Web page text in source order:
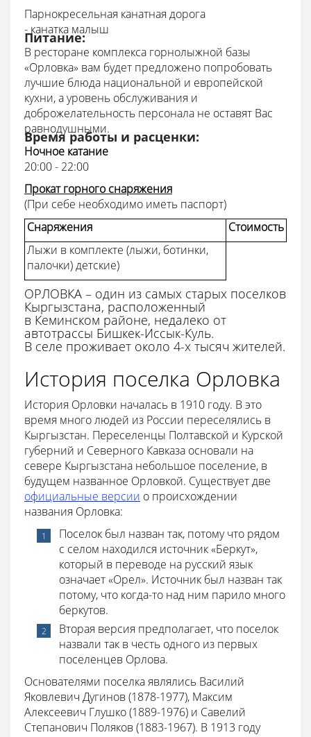
Парнокресельная канатная дорога
- канатка малыш
Питание:
В ресторане комплекса горнолыжной базы
«Орловка» вам будет предложено попробовать
лучшие блюда национальной и европейской
кухни, а уровень обслуживания и
доброжелательность персонала не оставят Вас
равнодушными.
Время работы и расценки:
Ночное катание
20:00 - 22:00
Прокат горного снаряжения
(При себе необходимо иметь паспорт)
Снаряжения
Стоимость
Лыжи в комплекте (лыжи, ботинки,
палочки) детские)
ОРЛОВКА – один из самых старых поселков
Кыргызстана, расположенный
в Кеминском районе, недалеко от
автотрассы Бишкек-Иссык-Куль.
В селе проживает около 4-х тысяч жителей.
История поселка Орловка
История Орловки началась в 1910 году. В это
время много людей из России переселялись в
Кыргызстан. Переселенцы Полтавской и Курской
губерний и Северного Кавказа основали на
севере Кыргызстана небольшое поселение, в
будущем названное Орловкой. Существует две
официальные версии о происхождении
названия Орловка:
Поселок был назван так, потому что рядом
с селом находился источник «Беркут»,
который в переводе на русский язык
означает «Орел». Источник был назван так
потому, что когда-то над ним парило много
беркутов.
Вторая версия предполагает, что поселок
назвали так в честь одного из первых
поселенцев Орлова.
Основателями поселка являлись Василий
Яковлевич Дугинов (1878-1977), Максим
Алексеевич Глушко (1889-1976) и Савелий
Степанович Поляков (1883-1967). В 1913 году